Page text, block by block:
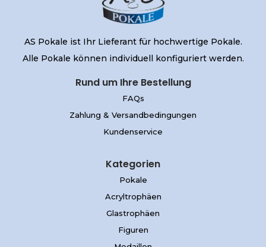
AS Pokale ist Ihr Lieferant für hochwertige Pokale.
Alle Pokale können individuell konfiguriert werden.
Rund um Ihre Bestellung
FAQs
Zahlung & Versandbedingungen
Kundenservice
Kategorien
Pokale
Acryltrophäen
Glastrophäen
Figuren